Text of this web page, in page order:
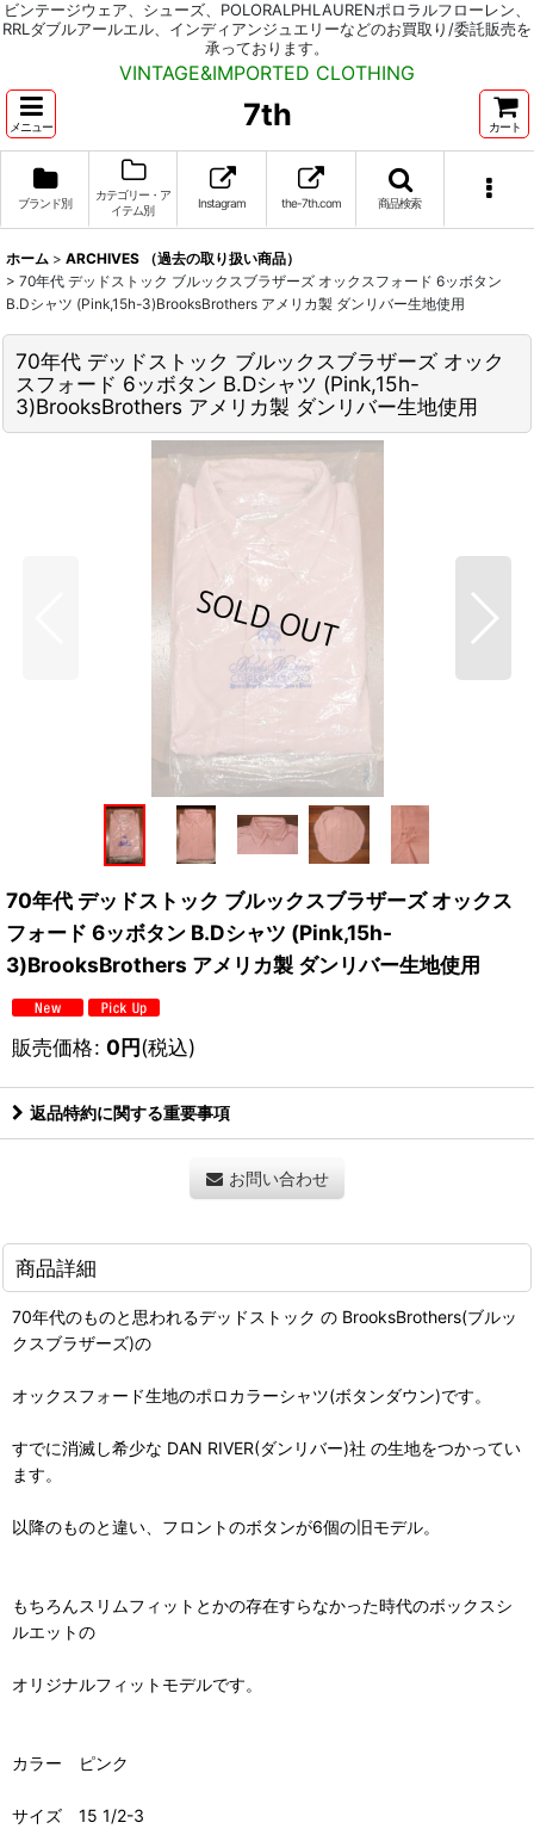
ビンテージウェア、シューズ、POLORALPHLAURENポロラルフローレン、
RRLダブルアールエル、インディアンジュエリーなどのお買取り/委託販売を
承っております。
VINTAGE&IMPORTED CLOTHING
メニュー 7th カート
ブランド別
カテゴリー・ア
イテム別
Instagram the-7th.com 商品検索
ホーム > ARCHIVES （過去の取り扱い商品）
> 70年代 デッドストック ブルックスブラザーズ オックスフォード 6ッボタン
B.Dシャツ (Pink,15h-3)BrooksBrothers アメリカ製 ダンリバー生地使用
70年代 デッドストック ブルックスブラザーズ オック
スフォード 6ッボタン B.Dシャツ (Pink,15h-
3)BrooksBrothers アメリカ製 ダンリバー生地使用
70年代 デッドストック ブルックスブラザーズ オックス
フォード 6ッボタン B.Dシャツ (Pink,15h-
3)BrooksBrothers アメリカ製 ダンリバー生地使用
販売価格: 0円(税込)
返品特約に関する重要事項
お問い合わせ
商品詳細
70年代のものと思われるデッドストック の BrooksBrothers(ブルッ
クスブラザーズ)の
オックスフォード生地のポロカラーシャツ(ボタンダウン)です。
すでに消滅し希少な DAN RIVER(ダンリバー)社 の生地をつかってい
ます。
以降のものと違い、フロントのボタンが6個の旧モデル。
もちろんスリムフィットとかの存在すらなかった時代のボックスシ
ルエットの
オリジナルフィットモデルです。
カラー ピンク
サイズ 15 1/2-3